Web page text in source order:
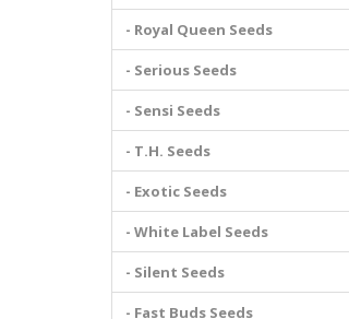
- Royal Queen Seeds
- Serious Seeds
- Sensi Seeds
- T.H. Seeds
- Exotic Seeds
- White Label Seeds
- Silent Seeds
- Fast Buds Seeds